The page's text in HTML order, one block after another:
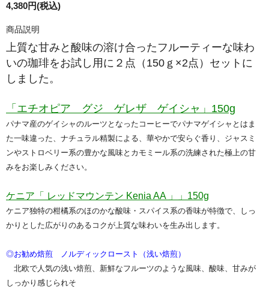
4,380円(税込)
商品説明
上質な甘みと酸味の溶け合ったフルーティーな味わ
いの珈琲をお試し用に２点（150ｇ×2点）セットに
しました。
「エチオピア グジ ゲレザ ゲイシャ」150g
パナマ産のゲイシャのルーツとなったコーヒーでパナマゲイシャとはま
た一味違った、ナチュラル精製による、華やかで安らぐ香り、ジャスミ
ンやストロベリー系の豊かな風味とカモミール系の洗練された極上の甘
みをお楽しみください。
ケニア「 レッドマウンテン Kenia AA 」」150g
ケニア独特の柑橘系のほのかな酸味・スパイス系の香味が特徴で、しっ
かりとした広がりのあるコクが上質な味わいを生み出します。
◎お勧め焙煎 ノルディックロースト（浅い焙煎）
北欧で人気の浅い焙煎、新鮮なフルーツのような風味、酸味、甘みが
しっかり感じられそ